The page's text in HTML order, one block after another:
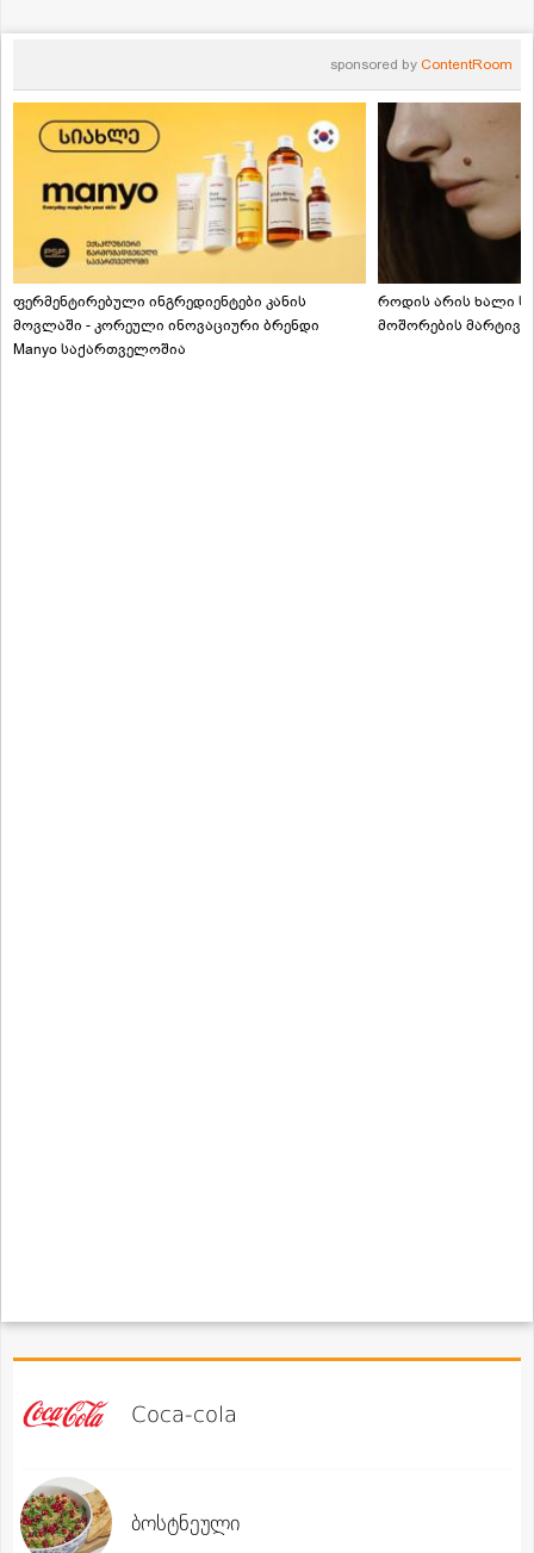
sponsored by ContentRoom
ფერმენტირებული ინგრედიენტები კანის
მოვლაში - კორეული ინოვაციური ბრენდი
Manyo საქართველოშია
როდის არის ხალი
მოშორების
Coca-cola
ბოსტნეული